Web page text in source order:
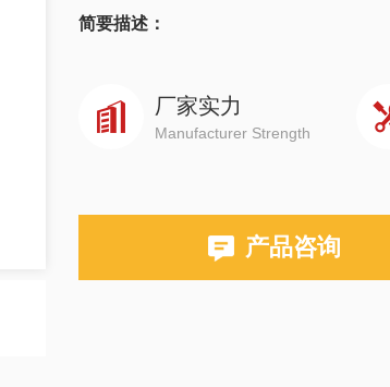
简要描述：
厂家实力
Manufacturer Strength
产品咨询